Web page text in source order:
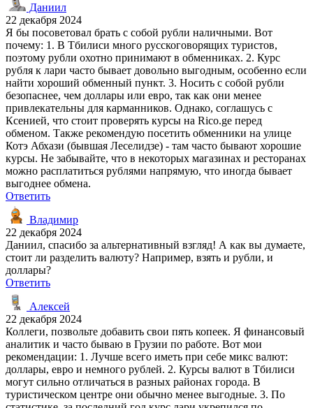
Даниил
22 декабря 2024
Я бы посоветовал брать с собой рубли наличными. Вот
почему: 1. В Тбилиси много русскоговорящих туристов,
поэтому рубли охотно принимают в обменниках. 2. Курс
рубля к лари часто бывает довольно выгодным, особенно если
найти хороший обменный пункт. 3. Носить с собой рубли
безопаснее, чем доллары или евро, так как они менее
привлекательны для карманников. Однако, соглашусь с
Ксенией, что стоит проверять курсы на Rico.ge перед
обменом. Также рекомендую посетить обменники на улице
Котэ Абхази (бывшая Леселидзе) - там часто бывают хорошие
курсы. Не забывайте, что в некоторых магазинах и ресторанах
можно расплатиться рублями напрямую, что иногда бывает
выгоднее обмена.
Ответить
Владимир
22 декабря 2024
Даниил, спасибо за альтернативный взгляд! А как вы думаете,
стоит ли разделить валюту? Например, взять и рубли, и
доллары?
Ответить
Алексей
22 декабря 2024
Коллеги, позвольте добавить свои пять копеек. Я финансовый
аналитик и часто бываю в Грузии по работе. Вот мои
рекомендации: 1. Лучше всего иметь при себе микс валют:
доллары, евро и немного рублей. 2. Курсы валют в Тбилиси
могут сильно отличаться в разных районах города. В
туристическом центре они обычно менее выгодные. 3. По